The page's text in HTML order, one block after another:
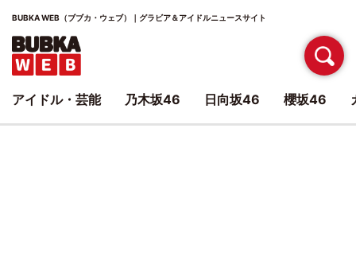
BUBKA WEB（ブブカ・ウェブ）｜グラビア＆アイドルニュースサイト
アイドル・芸能 乃木坂46 日向坂46 櫻坂46